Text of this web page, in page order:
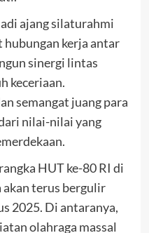
ajang silaturahmi
kerja antar
sinergi lintas
keceriaan.
semangat juang para
nilai-nilai yang
HUT ke-80 RI di
terus bergulir
2025. Di antaranya,
olahraga massal